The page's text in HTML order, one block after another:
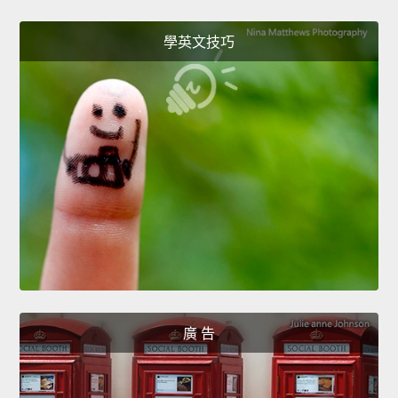
學英文技巧
廣 告